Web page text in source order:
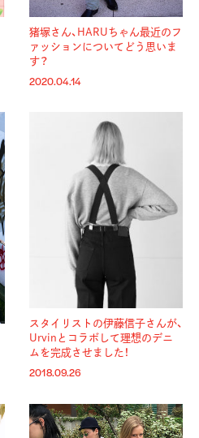
猪塚さん、HARUちゃん最近のフ
ァッションについてどう思いま
す？
2020.04.14
スタイリストの伊藤信子さんが、
Urvinとコラボして理想のデニ
ムを完成させました！
2018.09.26